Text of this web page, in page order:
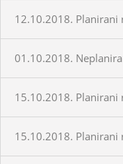
12.10.2018.
01.10.2018.
15.10.2018. Planirani
15.10.2018. Planirani